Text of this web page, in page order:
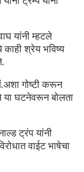
यांनी म्हटले
श्रेय भविष्य
गोष्टी करून
या घटनेवरून बोलता
ट्रंप यांनी
वाईट भाषेचा